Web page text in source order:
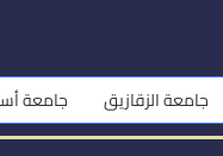
جامعة الزقازيق جامعة أسيوط